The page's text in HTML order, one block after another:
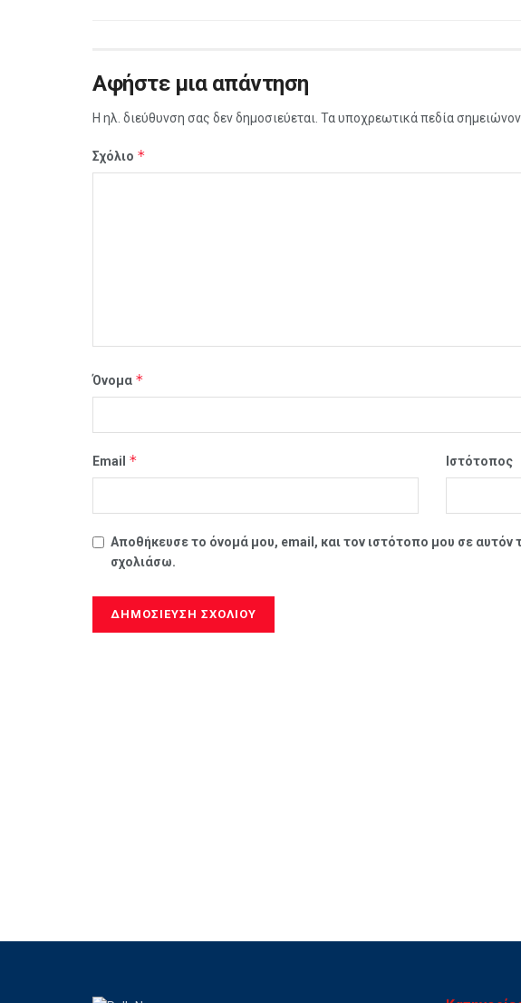
Αφήστε μια απάντηση
Η ηλ. διεύθυνση σας δεν δημοσιεύεται. Τα υποχρεωτικά πεδία
Σχόλιο *
Όνομα *
Email * Ιστότοπος
Αποθήκευσε το όνομά μου, email, και τον ιστότοπο μου σε
σχολιάσω.